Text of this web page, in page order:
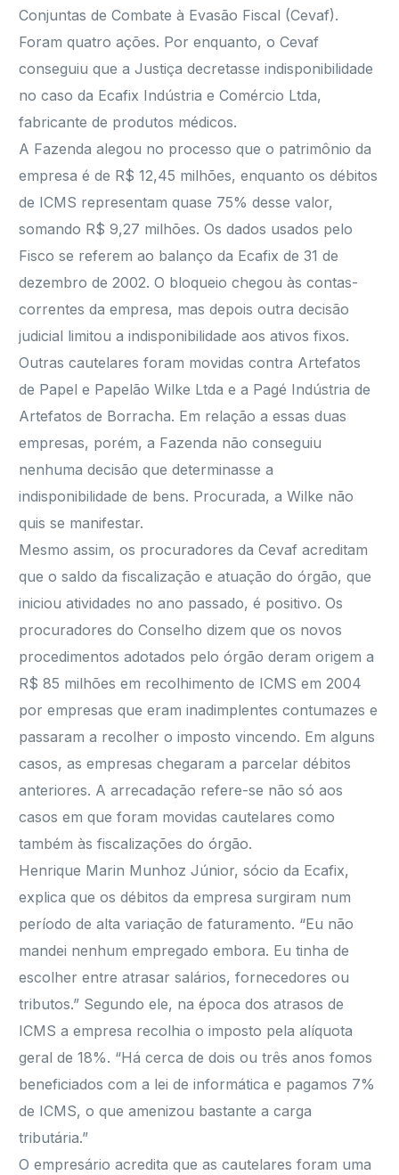
Conjuntas de Combate à Evasão Fiscal (Cevaf).
Foram quatro ações. Por enquanto, o Cevaf
conseguiu que a Justiça decretasse indisponibilidade
no caso da Ecafix Indústria e Comércio Ltda,
fabricante de produtos médicos.
A Fazenda alegou no processo que o patrimônio da
empresa é de R$ 12,45 milhões, enquanto os débitos
de ICMS representam quase 75% desse valor,
somando R$ 9,27 milhões. Os dados usados pelo
Fisco se referem ao balanço da Ecafix de 31 de
dezembro de 2002. O bloqueio chegou às contas-
correntes da empresa, mas depois outra decisão
judicial limitou a indisponibilidade aos ativos fixos.
Outras cautelares foram movidas contra Artefatos
de Papel e Papelão Wilke Ltda e a Pagé Indústria de
Artefatos de Borracha. Em relação a essas duas
empresas, porém, a Fazenda não conseguiu
nenhuma decisão que determinasse a
indisponibilidade de bens. Procurada, a Wilke não
quis se manifestar.
Mesmo assim, os procuradores da Cevaf acreditam
que o saldo da fiscalização e atuação do órgão, que
iniciou atividades no ano passado, é positivo. Os
procuradores do Conselho dizem que os novos
procedimentos adotados pelo órgão deram origem a
R$ 85 milhões em recolhimento de ICMS em 2004
por empresas que eram inadimplentes contumazes e
passaram a recolher o imposto vincendo. Em alguns
casos, as empresas chegaram a parcelar débitos
anteriores. A arrecadação refere-se não só aos
casos em que foram movidas cautelares como
também às fiscalizações do órgão.
Henrique Marin Munhoz Júnior, sócio da Ecafix,
explica que os débitos da empresa surgiram num
período de alta variação de faturamento. “Eu não
mandei nenhum empregado embora. Eu tinha de
escolher entre atrasar salários, fornecedores ou
tributos.” Segundo ele, na época dos atrasos de
ICMS a empresa recolhia o imposto pela alíquota
geral de 18%. “Há cerca de dois ou três anos fomos
beneficiados com a lei de informática e pagamos 7%
de ICMS, o que amenizou bastante a carga
tributária.”
O empresário acredita que as cautelares foram uma